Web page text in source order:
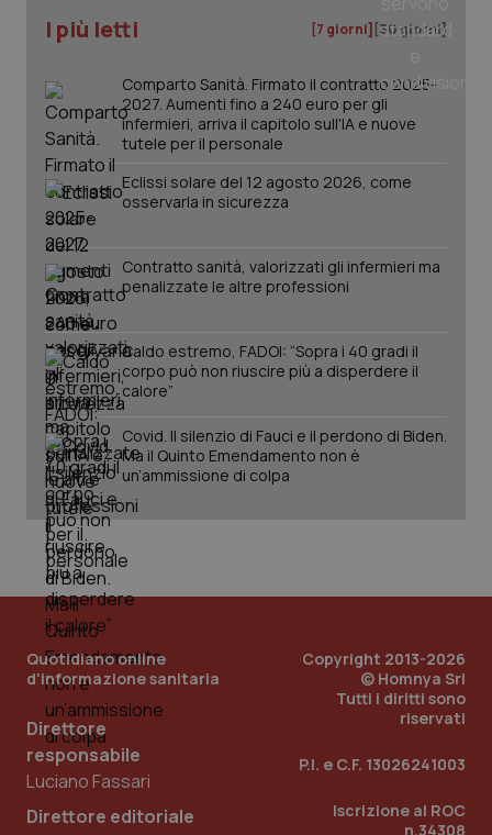
I più letti [7 giorni] [30 giorni]
Comparto Sanità. Firmato il contratto 2025-
2027. Aumenti fino a 240 euro per gli
infermieri, arriva il capitolo sull'IA e nuove
tutele per il personale
Eclissi solare del 12 agosto 2026, come
osservarla in sicurezza
Contratto sanità, valorizzati gli infermieri ma
penalizzate le altre professioni
Caldo estremo, FADOI: “Sopra i 40 gradi il
corpo può non riuscire più a disperdere il
calore”
Covid. Il silenzio di Fauci e il perdono di Biden.
Ma il Quinto Emendamento non è
un’ammissione di colpa
Quotidiano online
d'informazione sanitaria
Direttore
responsabile
Luciano Fassari
Direttore editoriale
Copyright 2013-2026
© Homnya Srl
Tutti i diritti sono
riservati
P.I. e C.F. 13026241003
Iscrizione al ROC
n.34308
tracking-sites-ironfish-
session-id
www.quotidianosanita.it
_ga
PHPSESSID
PHP.net